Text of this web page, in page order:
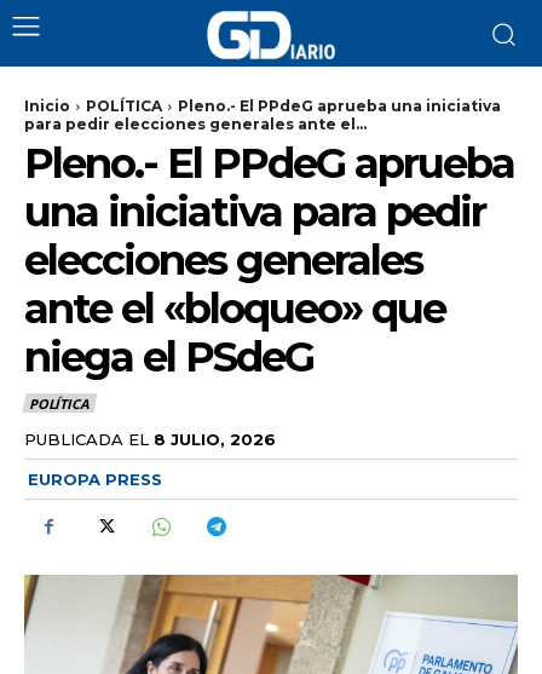
Inicio POLÍTICA
Pleno.- El PPdeG aprueba una iniciativa
para pedir elecciones generales ante el...
Pleno.- El PPdeG aprueba
una iniciativa para pedir
elecciones generales
ante el «bloqueo» que
niega el PSdeG
POLÍTICA
PUBLICADA EL 8 JULIO, 2026
EUROPA PRESS